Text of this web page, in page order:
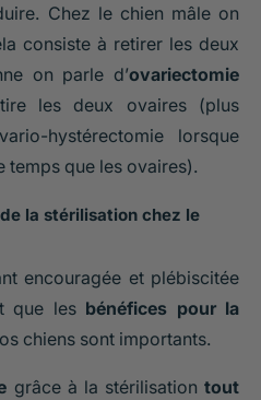
Chez le chien mâle on
consiste à retirer les deux
on parle d’ovariectomie
les deux ovaires (plus
hystérectomie lorsque
temps que les ovaires).
la stérilisation chez le
encouragée et plébiscitée
que les bénéfices pour la
chiens sont importants.
grâce à la stérilisationtout